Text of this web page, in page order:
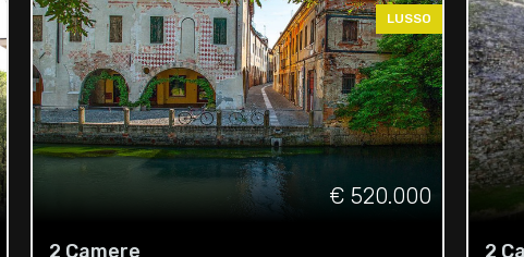
LUSSO
€ 520.000
2 Camere 2